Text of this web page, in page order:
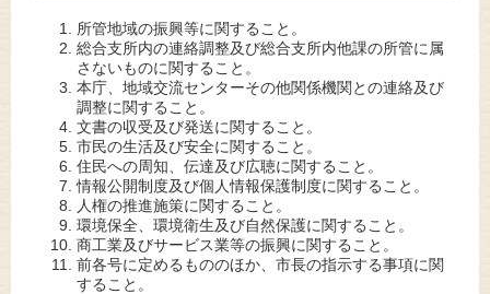
所管地域の振興等に関すること。
総合支所内の連絡調整及び総合支所内他課の所管に属
さないものに関すること。
本庁、地域交流センターその他関係機関との連絡及び
調整に関すること。
文書の収受及び発送に関すること。
市民の生活及び安全に関すること。
住民への周知、伝達及び広聴に関すること。
情報公開制度及び個人情報保護制度に関すること。
人権の推進施策に関すること。
環境保全、環境衛生及び自然保護に関すること。
商工業及びサービス業等の振興に関すること。
前各号に定めるもののほか、市長の指示する事項に関
すること。